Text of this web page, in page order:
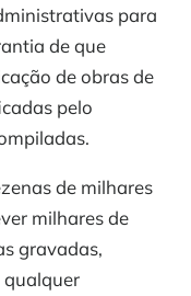
para
de que
de obras de
pelo
de milhares
milhares de
gravadas,
qualquer